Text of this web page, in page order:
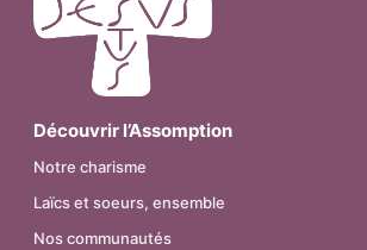
Découvrir l’Assomption
Notre charisme
Laïcs et soeurs, ensemble
Nos communautés